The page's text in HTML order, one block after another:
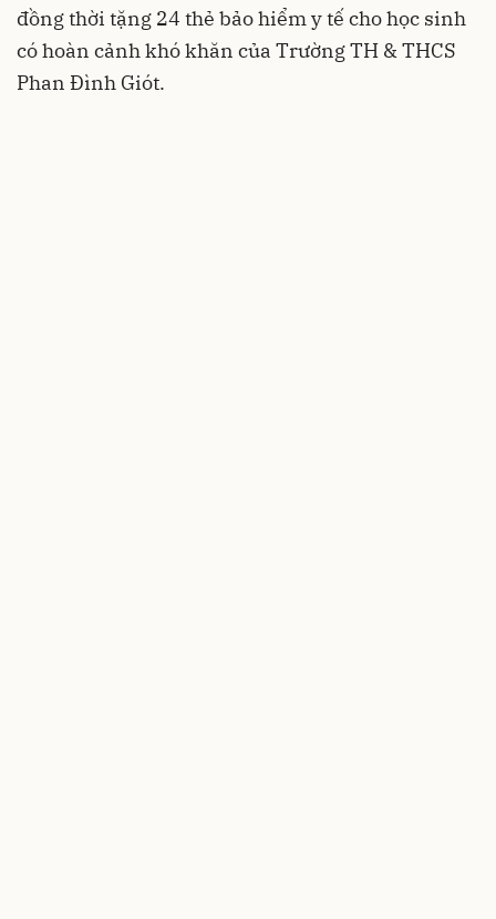
đồng thời tặng 24 thẻ bảo hiểm y tế cho học sinh
có hoàn cảnh khó khăn của Trường TH & THCS
Phan Đình Giót.